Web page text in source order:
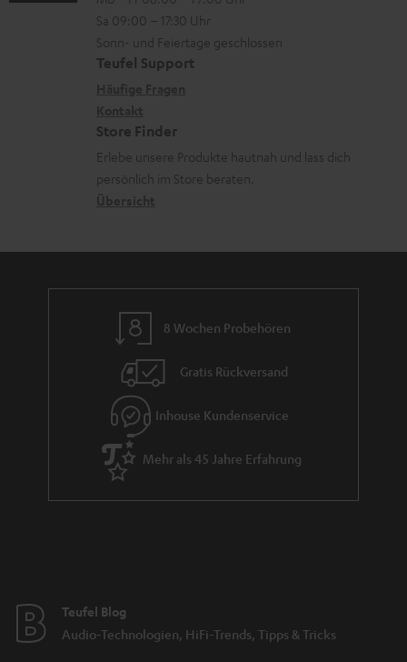
n
o
n
e
u
r
r
a
-
L
e
k
o
n
t
a
d
a
n
Sa 09:00 – 17:30 Uhr
Sonn- und Feiertage geschlossen
Teufel Support
Store Finder
Erlebe unsere Produkte hautnah und lass dich
persönlich im Store beraten.
8 Wochen Probehören
Gratis Rückversand
Inhouse Kundenservice
Mehr als 45 Jahre Erfahrung
Teufel Blog
Audio-Technologien, HiFi-Trends, Tipps & Tricks